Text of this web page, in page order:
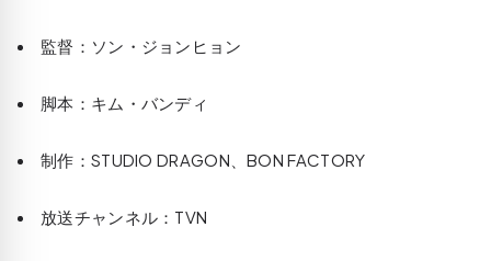
監督：ソン・ジョンヒョン
脚本：キム・バンディ
制作：STUDIO DRAGON、BON FACTORY
放送チャンネル：TVN